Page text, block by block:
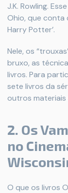
J.K. Rowling.
Ohio, que conta
Harry Potter’.
Nele, os
bruxo, as
livros. Para
sete livros da
outros
2. Os
no
O que os livros